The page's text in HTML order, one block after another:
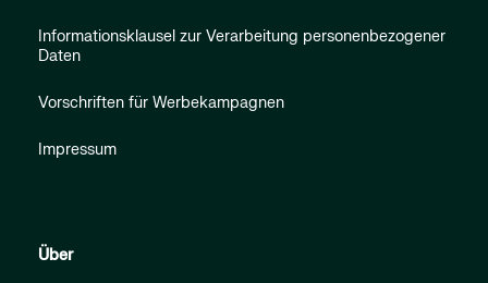
Informationsklausel zur Verarbeitung personenbezogener
Daten
Vorschriften für Werbekampagnen
Impressum
Über